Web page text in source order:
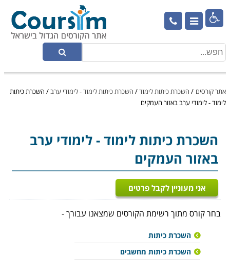

אתר קורסים / השכרת כיתות לימוד/ השכרת כיתות לימוד - לימודי ערב/ השכרת כיתות
לימוד - לימודי ערב באזור העמקים
השכרת כיתות לימוד- לימודי ערב
באזור העמקים
אני מעוניין לקבל פרטים
בחר קורס מתוך רשימת הקורסים שמצאנו עבורך -
השכרת כיתות
השכרת כיתות מחשבים